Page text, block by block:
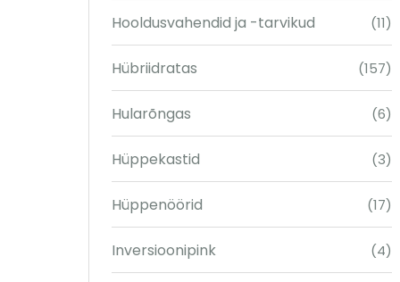
Hooldusvahendid ja -tarvikud (11)
Hübriidratas (157)
Hularõngas (6)
Hüppekastid (3)
Hüppenöörid (17)
Inversioonipink (4)